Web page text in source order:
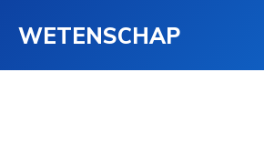
WETENSCHAP